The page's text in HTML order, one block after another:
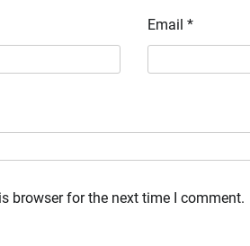
Email *
browser for the next time I comment.